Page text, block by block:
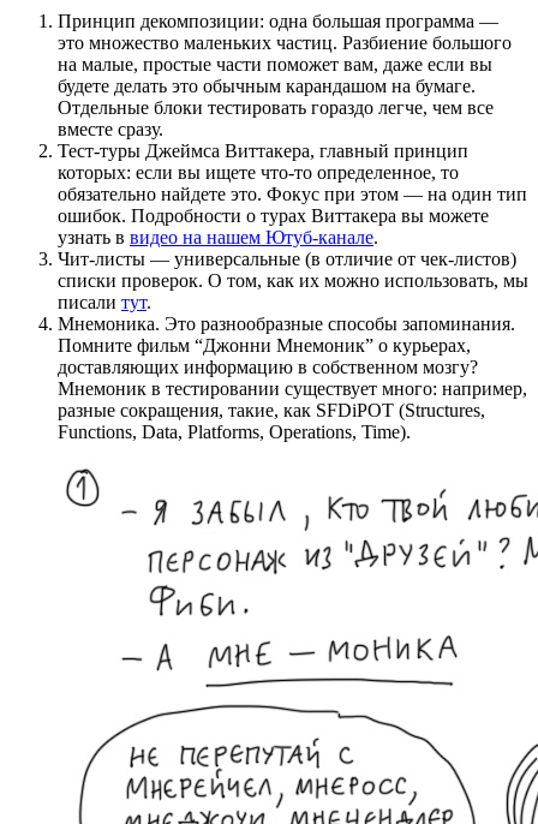
Принцип декомпозиции: одна большая программа —
это множество маленьких частиц. Разбиение большого
на малые, простые части поможет вам, даже если вы
будете делать это обычным карандашом на бумаге.
Отдельные блоки тестировать гораздо легче, чем все
вместе сразу.
Тест-туры Джеймса Виттакера, главный принцип
которых: если вы ищете что-то определенное, то
обязательно найдете это. Фокус при этом — на один тип
ошибок. Подробности о турах Виттакера вы можете
узнать в видео на нашем Ютуб-канале.
Чит-листы — универсальные (в отличие от чек-листов)
списки проверок. О том, как их можно использовать, мы
писали тут.
Мнемоника. Это разнообразные способы запоминания.
Помните фильм “Джонни Мнемоник” о курьерах,
доставляющих информацию в собственном мозгу?
Мнемоник в тестировании существует много: например,
разные сокращения, такие, как SFDiPOT (Structures,
Functions, Data, Platforms, Operations, Time).